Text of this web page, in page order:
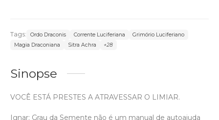
Tags: Ordo Draconis Corrente Luciferiana
Grimório Luciferiano
Magia Draconiana
Sitra Achra +28
Sinopse
VOCÊ ESTÁ PRESTES A ATRAVESSAR O LIMIAR.
Ignar: Grau da Semente não é um manual de autoajuda